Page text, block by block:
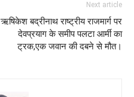
Next article
ऋषिकेश बद्रीनाथ राष्ट्रीय राजमार्ग पर
देवप्रयाग के समीप पलटा आर्मी का
ट्रक,एक जवान की दबने से मौत।